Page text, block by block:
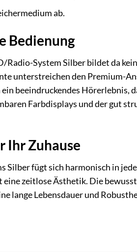
ab.
Bedienung
System Silber bildet da
unterstreichen den Premium-
beeindruckendes Hörerlebnis,
Farbdisplays und der gut
Ihr Zuhause
Silber fügt sich harmonisch in
zeitlose Ästhetik. Die
lange Lebensdauer und